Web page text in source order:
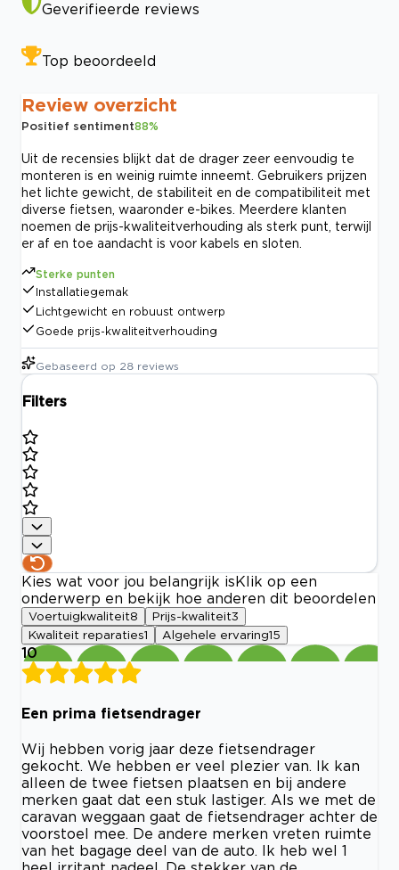
Geverifieerde reviews
Top beoordeeld
Review overzicht
Positief sentiment88%
Uit de recensies blijkt dat de drager zeer eenvoudig te
monteren is en weinig ruimte inneemt. Gebruikers prijzen
het lichte gewicht, de stabiliteit en de compatibiliteit met
diverse fietsen, waaronder e-bikes. Meerdere klanten
noemen de prijs-kwaliteitverhouding als sterk punt, terwijl
er af en toe aandacht is voor kabels en sloten.
Sterke punten
Installatiegemak
Lichtgewicht en robuust ontwerp
Goede prijs-kwaliteitverhouding
Gebaseerd op 28 reviews
Filters
Kies wat voor jou belangrijk is Klik op een
onderwerp en bekijk hoe anderen dit beoordelen
Voertuigkwaliteit8 Prijs-kwaliteit3
Kwaliteit reparaties1 Algehele ervaring15
10
Een prima fietsendrager
Wij hebben vorig jaar deze fietsendrager
gekocht. We hebben er veel plezier van. Ik kan
alleen de twee fietsen plaatsen en bij andere
merken gaat dat een stuk lastiger. Als we met de
caravan weggaan gaat de fietsendrager achter de
voorstoel mee. De andere merken vreten ruimte
van het bagage deel van de auto. Ik heb wel 1